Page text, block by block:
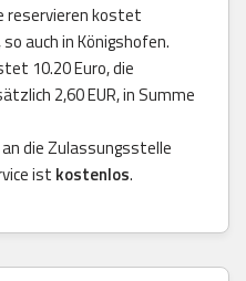
reservieren kostet
so auch in Königshofen.
10.20 Euro, die
2,60 EUR, in Summe
die Zulassungsstelle
ist kostenlos.